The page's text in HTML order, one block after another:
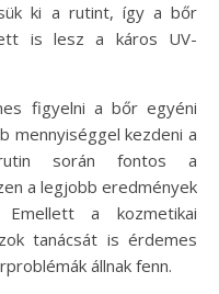
ki a rutint, így a bőr
is lesz a káros UV-
figyelni a bőr egyéni
mennyiséggel kezdeni a
során fontos a
a legjobb eredmények
a kozmetikai
tanácsát is érdemes
állnak fenn.